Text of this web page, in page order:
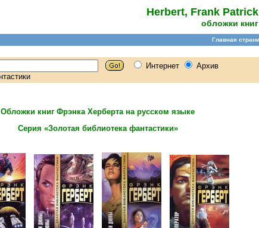
Herbert, Frank Patrick
обложки книг
Обложки книг Фрэнка Херберта на русском языке
Серия «Золотая библиотека фантастики»